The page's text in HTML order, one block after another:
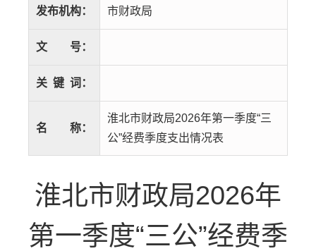
发布机构： 市财政局
文 号：
关 键 词：
名 称：
淮北市财政局2026年第一季度“三
公”经费季度支出情况表
淮北市财政局2026年
第一季度“三公”经费季